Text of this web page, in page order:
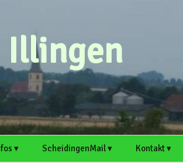
Illingen
▾ ScheidingenMail ▾ Kontakt ▾